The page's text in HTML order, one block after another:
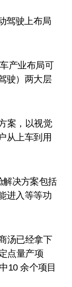
驾驶上布局
产业布局可
驶）两大层
案，以视觉
从上车到用
解决方案包括
进入等等功
汤已经拿下
点量产项
10 余个项目